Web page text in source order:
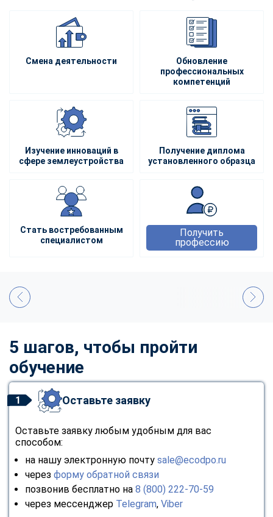
Смена деятельности
Обновление
профессиональных
компетенций
Изучение инноваций в
сфере землеустройства
Получение диплома
установленного образца
Стать востребованным
специалистом
Получить
профессию
5 шагов, чтобы пройти
обучение
1 Оставьте заявку
Оставьте заявку любым удобным для вас
способом:
на нашу электронную почту sale@ecodpo.ru
через форму обратной связи
позвонив бесплатно на 8 (800) 222-70-59
через мессенджер Telegram, Viber